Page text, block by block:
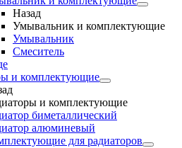
Назад
Умывальник и комплектующие
Умывальник
Смеситель
и комплектующие
и комплектующие
биметаллический
алюминевый
для радиаторов